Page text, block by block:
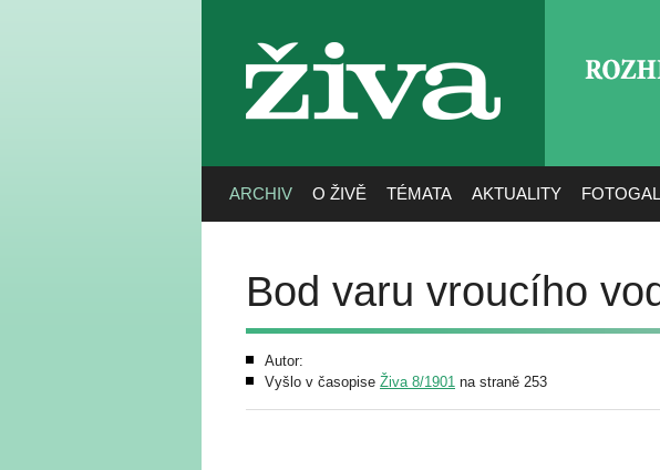
živa
ARCHIV O ŽIVĚ TÉMATA AKTUALITY
Bod varu vroucího
Autor:
Vyšlo v časopise Živa 8/1901 na straně 253